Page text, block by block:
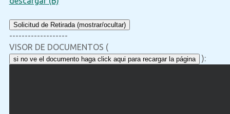
Solicitud de Retirada (mostrar/ocultar)
-------------------
VISOR DE DOCUMENTOS (
si no ve el documento haga click aqui para recargar la página ):